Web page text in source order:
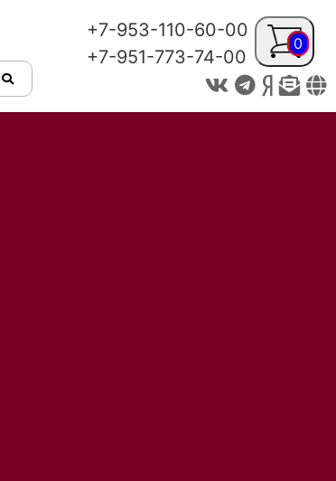
+7-953-110-60-00
+7-951-773-74-00
0